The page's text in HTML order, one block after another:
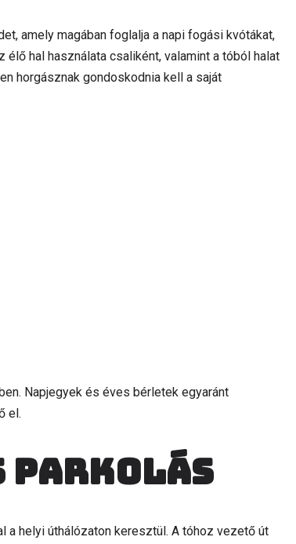
amely magában foglalja a napi fogási kvótákat,
hal használata csaliként, valamint a tóból halat
horgásznak gondoskodnia kell a saját
Napjegyek és éves bérletek egyaránt
el.
parkolás
a helyi úthálózaton keresztül. A tóhoz vezető út